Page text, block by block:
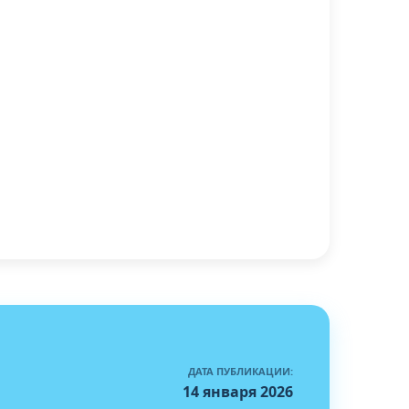
ДАТА ПУБЛИКАЦИИ:
14 января 2026